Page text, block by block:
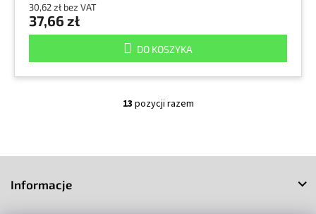
30,62 zł bez VAT
37,66 zł
DO KOSZYKA
K
13 pozycji razem
Informacje